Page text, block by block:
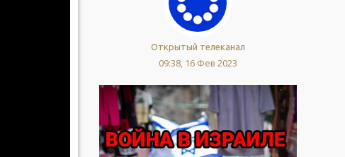
Открытый телеканал
09:38, 16 Фев 2023